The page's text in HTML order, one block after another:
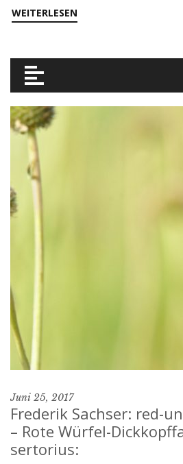
WEITERLESEN
Juni 25, 2017
Frederik Sachser: red-
– Rote Würfel-
sertorius: